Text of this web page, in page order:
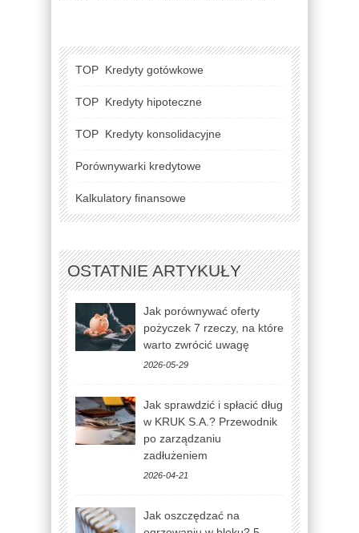
TOP Kredyty gotówkowe
TOP Kredyty hipoteczne
TOP Kredyty konsolidacyjne
Porównywarki kredytowe
Kalkulatory finansowe
OSTATNIE ARTYKUŁY
Jak porównywać oferty
pożyczek 7 rzeczy, na które
warto zwrócić uwagę
2026-05-29
Jak sprawdzić i spłacić dług
w KRUK S.A.? Przewodnik
po zarządzaniu
zadłużeniem
2026-04-21
Jak oszczędzać na